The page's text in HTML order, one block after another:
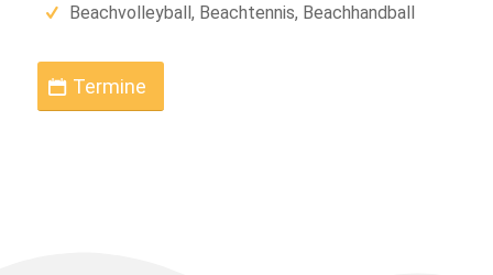
Beachvolleyball, Beachtennis, Beachhandball
Termine